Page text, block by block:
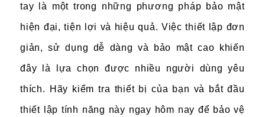
tay là một trong những phương pháp bảo mật
hiện đại, tiện lợi và hiệu quả. Việc thiết lập đơn
giản, sử dụng dễ dàng và bảo mật cao khiến
đây là lựa chọn được nhiều người dùng yêu
thích. Hãy kiểm tra thiết bị của bạn và bắt đầu
thiết lập tính năng này ngay hôm nay để bảo vệ